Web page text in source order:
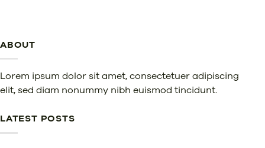
ABOUT
Lorem ipsum dolor sit amet, consectetuer adipiscing
elit, sed diam nonummy nibh euismod tincidunt.
LATEST POSTS